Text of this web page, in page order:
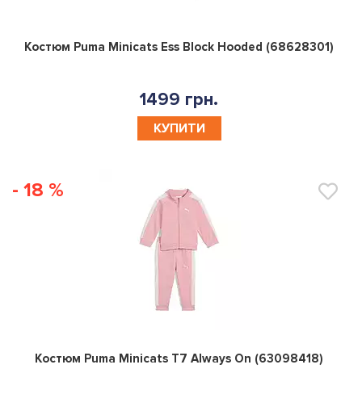
0
Костюм Puma Minicats Ess Block Hooded (68628301)
1499 грн.
КУПИТИ
- 18 %
0
Костюм Puma Minicats T7 Always On (63098418)